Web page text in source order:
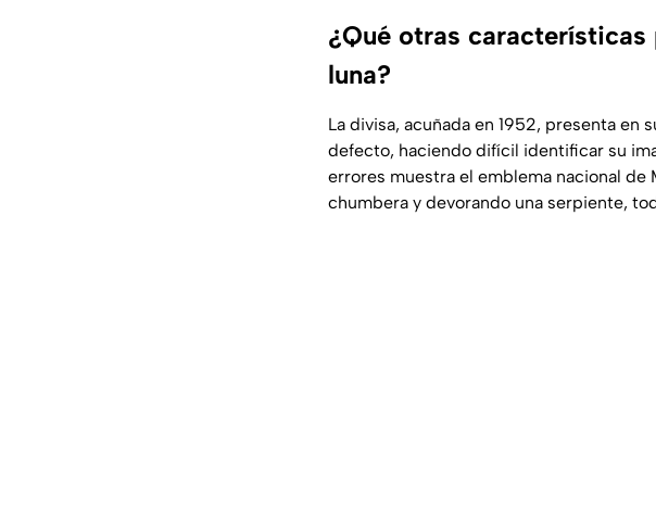
¿Qué otras características
luna?
La divisa, acuñada en 1952, presenta en
defecto, haciendo difícil identificar su
errores muestra el emblema nacional de
chumbera y devorando una serpiente,